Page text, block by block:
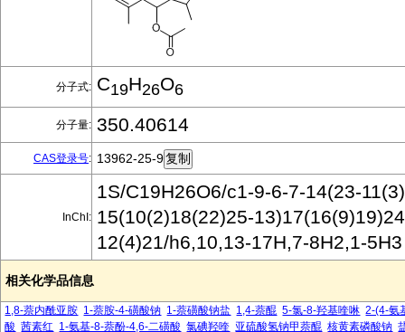
分子式: C19H26O6
分子量: 350.40614
CAS登录号: 13962-25-9
InChI:
1S/C19H26O6/c1-9-6-7-14(23-
15(10(2)18(22)25-
12(4)21/h6,10,13-17H,7-8H2,1-5H3
相关化学品信息
1,8-萘内酰亚胺 1-萘胺-4-磺酸钠 1-萘磺酸钠盐 1,4-萘醌 5-氯-8-羟基喹啉 2-(4-氨
酸 茜素红 1-氨基-8-萘酚-4,6-二磺酸 氯碘羟喹 亚硫酸氢钠甲萘醌 核黄素磷酸钠